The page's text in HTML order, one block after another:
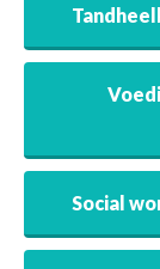
Social